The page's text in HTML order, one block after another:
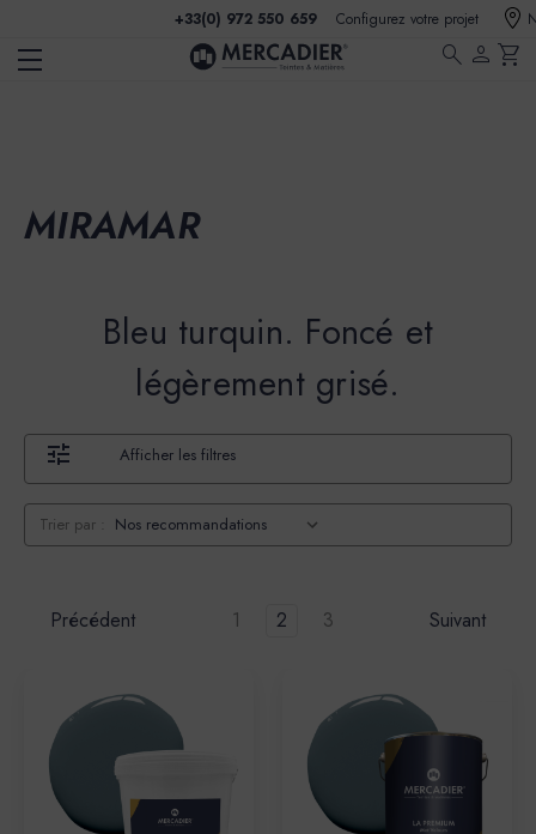
+33(0) 972 550 659 Configurez votre projet
search person shopping_cart
MIRAMAR
Bleu turquin. Foncé et
légèrement grisé.
Afficher les filtres
Trier par :
Précédent 1 2 3 Suivant